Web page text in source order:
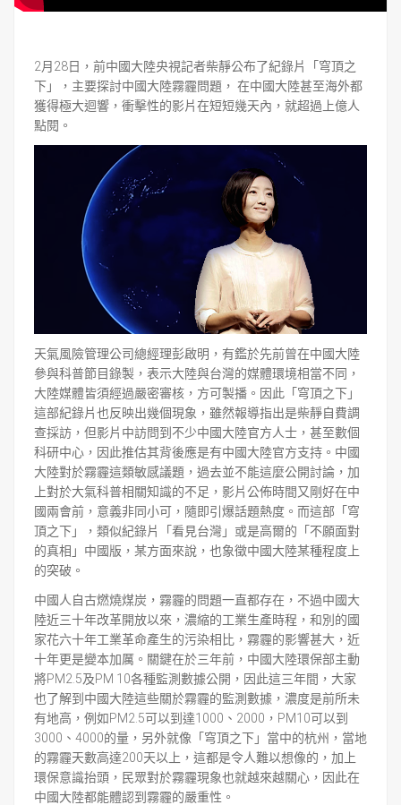
2月28日，前中國大陸央視記者柴靜公布了紀錄片「穹頂之
下」，主要探討中國大陸霧霾問題， 在中國大陸甚至海外都
獲得極大迴響，衝擊性的影片在短短幾天內，就超過上億人
點閱。
天氣風險管理公司總經理彭啟明，有鑑於先前曾在中國大陸
參與科普節目錄製，表示大陸與台灣的媒體環境相當不同，
大陸媒體皆須經過嚴密審核，方可製播。因此「穹頂之下」
這部紀錄片也反映出幾個現象，雖然報導指出是柴靜自費調
查採訪，但影片中訪問到不少中國大陸官方人士，甚至數個
科研中心，因此推估其背後應是有中國大陸官方支持。中國
大陸對於霧霾這類敏感議題，過去並不能這麼公開討論，加
上對於大氣科普相關知識的不足，影片公佈時間又剛好在中
國兩會前，意義非同小可，隨即引爆話題熱度。而這部「穹
頂之下」，類似紀錄片「看見台灣」或是高爾的「不願面對
的真相」中國版，某方面來說，也象徵中國大陸某種程度上
的突破。
中國人自古燃燒煤炭，霧霾的問題一直都存在，不過中國大
陸近三十年改革開放以來，濃縮的工業生產時程，和別的國
家花六十年工業革命產生的污染相比，霧霾的影響甚大，近
十年更是變本加厲。關鍵在於三年前，中國大陸環保部主動
將PM2.5及PM 10各種監測數據公開，因此這三年間，大家
也了解到中國大陸這些關於霧霾的監測數據，濃度是前所未
有地高，例如PM2.5可以到達1000、2000，PM10可以到
3000、4000的量，另外就像「穹頂之下」當中的杭州，當地
的霧霾天數高達200天以上，這都是令人難以想像的，加上
環保意識抬頭，民眾對於霧霾現象也就越來越關心，因此在
中國大陸都能體認到霧霾的嚴重性。